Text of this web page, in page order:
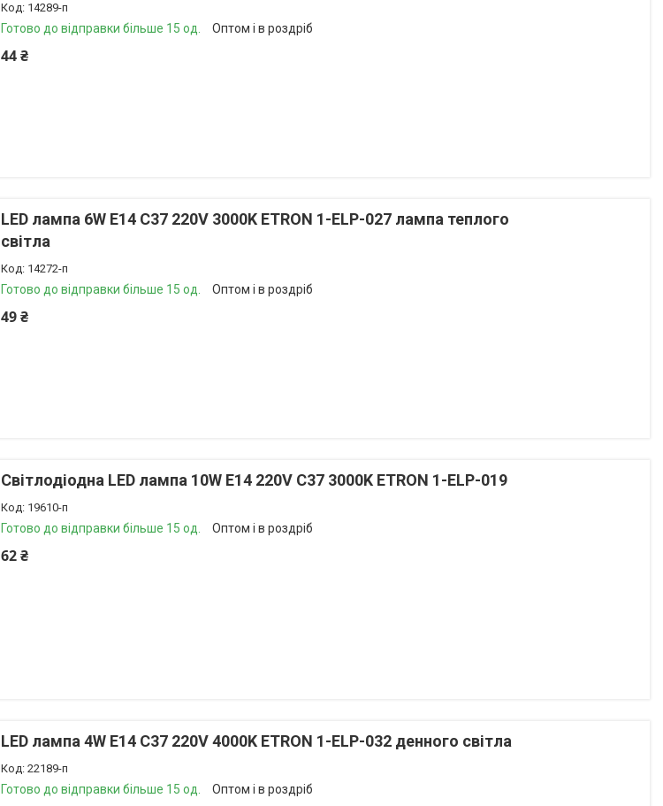
14289-п
Готово до відправки більше 15 од. Оптом і в роздріб
44 ₴
LED лампа 6W E14 C37 220V 3000K ETRON 1-ELP-027 лампа теплого
світла
14272-п
Готово до відправки більше 15 од. Оптом і в роздріб
49 ₴
Світлодіодна LED лампа 10W E14 220V С37 3000K ETRON 1-ELP-019
19610-п
Готово до відправки більше 15 од. Оптом і в роздріб
62 ₴
LED лампа 4W E14 C37 220V 4000K ETRON 1-ELP-032 денного світла
22189-п
Готово до відправки більше 15 од. Оптом і в роздріб